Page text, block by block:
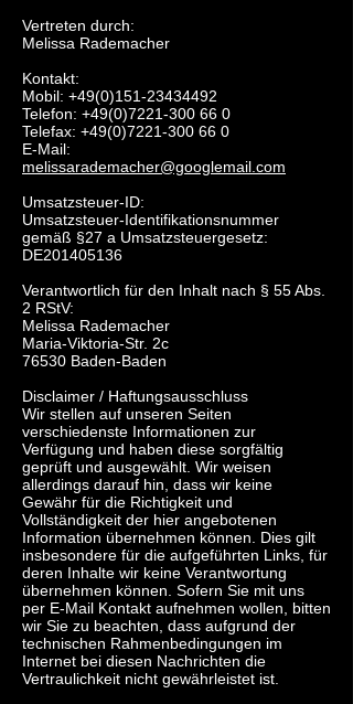
Vertreten durch:
Melissa Rademacher
Kontakt:
Mobil: +49(0)151-23434492
Telefon: +49(0)7221-300 66 0
Telefax: +49(0)7221-300 66 0
E-Mail:
melissarademacher@googlemail.com
Umsatzsteuer-ID:
Umsatzsteuer-Identifikationsnummer
gemäß §27 a Umsatzsteuergesetz:
DE201405136
Verantwortlich für den Inhalt nach § 55 Abs.
2 RStV:
Melissa Rademacher
Maria-Viktoria-Str. 2c
76530 Baden-Baden
Disclaimer / Haftungsausschluss
Wir stellen auf unseren Seiten
verschiedenste Informationen zur
Verfügung und haben diese sorgfältig
geprüft und ausgewählt. Wir weisen
allerdings darauf hin, dass wir keine
Gewähr für die Richtigkeit und
Vollständigkeit der hier angebotenen
Information übernehmen können. Dies gilt
insbesondere für die aufgeführten Links, für
deren Inhalte wir keine Verantwortung
übernehmen können. Sofern Sie mit uns
per E-Mail Kontakt aufnehmen wollen, bitten
wir Sie zu beachten, dass aufgrund der
technischen Rahmenbedingungen im
Internet bei diesen Nachrichten die
Vertraulichkeit nicht gewährleistet ist.